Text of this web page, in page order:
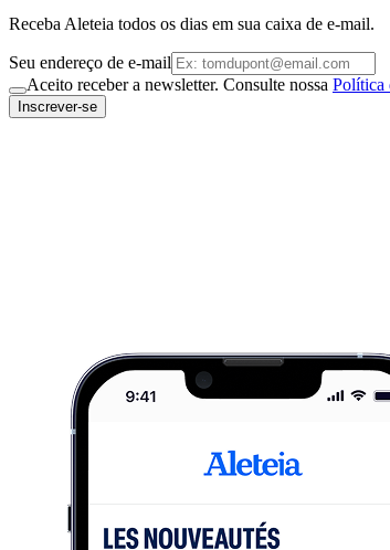
Receba Aleteia todos os dias em sua caixa de e-mail.
Seu endereço de e-mail
Aceito receber a newsletter. Consulte nossa Política
Inscrever-se